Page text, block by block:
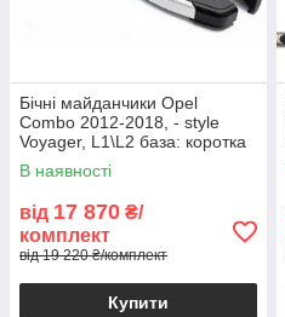
Бічні майданчики Opel
Combo 2012-2018, - style
Voyager, L1\L2 база: коротка
В наявності
від 17 870 ₴/
комплект
від 19 220 ₴/комплект
Купити